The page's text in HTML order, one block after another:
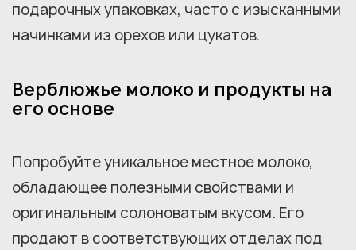
подарочных упаковках, часто с изысканными
начинками из орехов или цукатов.
Верблюжье молоко и продукты на
его основе
Попробуйте уникальное местное молоко,
обладающее полезными свойствами и
оригинальным солоноватым вкусом. Его
продают в соответствующих отделах под